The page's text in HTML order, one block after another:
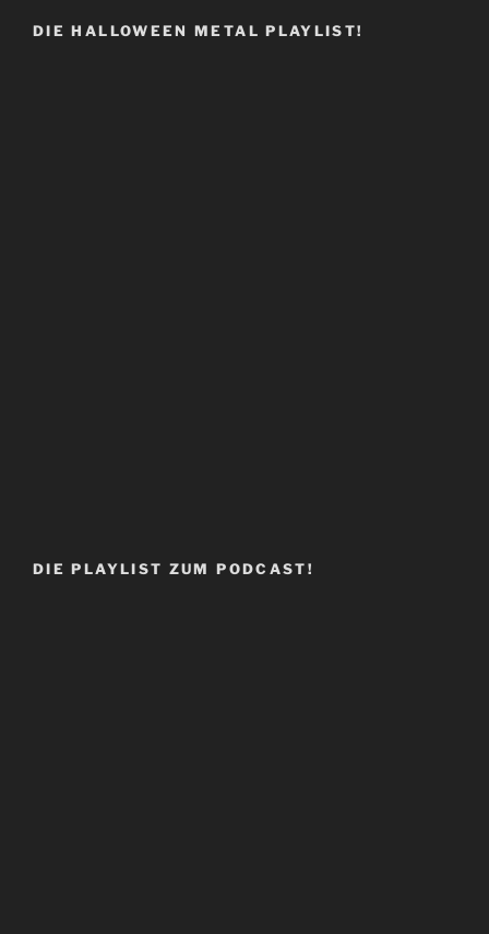
DIE HALLOWEEN METAL PLAYLIST!
DIE PLAYLIST ZUM PODCAST!